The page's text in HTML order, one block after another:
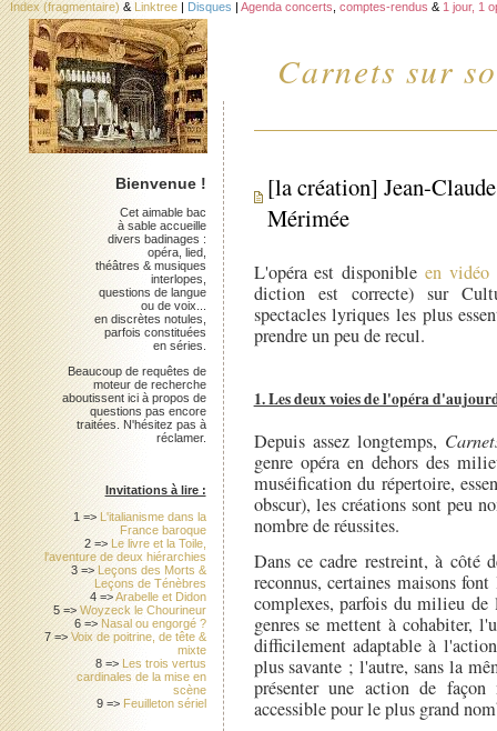
Carnets sur
Index (fragmentaire) & Linktree | Disques | Agenda concerts comptes-rendus & 1 jour, 1
[la création] Jean-
Mérimée
L'opéra est disponibleen vidéo
diction est correcte) sur
spectacles lyriques les plus
prendre un peu de recul.
1. Les deux voies de l'opéra
Depuis assez longtemps,
genre opéra en dehors des
muséification du répertoire,
obscur), les créations sont peu
nombre de réussites.
Dans ce cadre restreint, à côté
reconnus, certaines maisons
complexes, parfois du milieu
genres se mettent à cohabiter,
difficilement adaptable à
plus savante ; l'autre, sans la
présenter une action de
accessible pour le plus grand
Bienvenue !
Cet aimable bac
à sable accueille
divers badinages :
opéra, lied,
théâtres & musiques
interlopes,
questions de langue
ou de voix...
en discrètes notules,
parfois constituées
en séries.
Beaucoup de requêtes de
moteur de recherche
aboutissent ici à propos de
questions pas encore
traitées. N'hésitez pas à
réclamer.
Invitations à lire :
1 => L'italianisme dans la
France baroque
2 => Le livre et la Toile,
l'aventure de deux hiérarchies
3 => Leçons des Morts &
Leçons de Ténèbres
4 =>Arabelle et Didon
5 =>Woyzeck le Chourineur
6 => Nasal ou engorgé ?
7 =>Voix de poitrine, de tête &
mixte
8 => Les trois vertus
cardinales de la mise en
scène
9 => Feuilleton sériel